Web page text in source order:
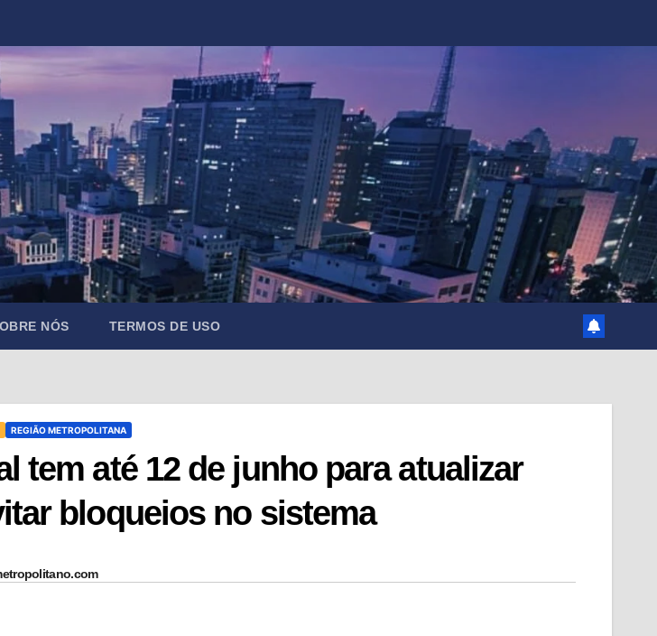
NÓS TERMOS DE USO
REGIÃO METROPOLITANA
tem até 12 de junho para atualizar
bloqueios no sistema